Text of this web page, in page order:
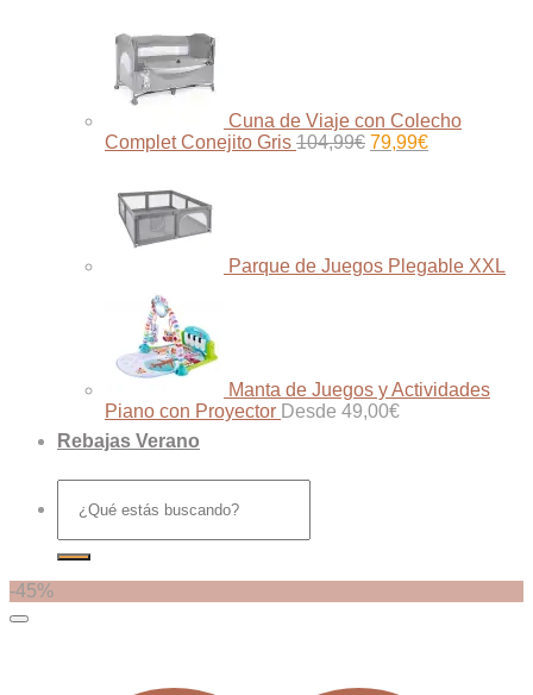
Cuna de Viaje con Colecho
Complet Conejito Gris 104,99€ El
79,99€El
Parque de Juegos Plegable XXL
Manta de Juegos y Actividades
Piano con Proyector Desde 49,00€
Rebajas Verano
por:
-45%